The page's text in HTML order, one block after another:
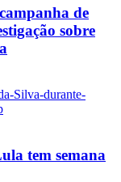
de
sobre
tem semana